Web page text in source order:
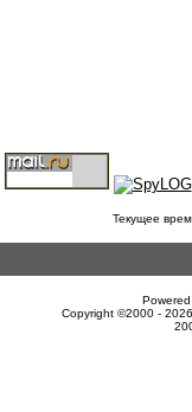
Текущее
Copyright ©2000 -